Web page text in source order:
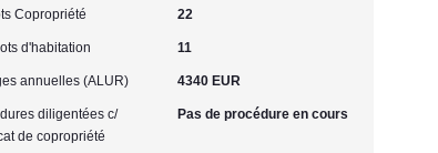
Copropriété 22
d'habitation 11
annuelles (ALUR) 4340 EUR
diligentées c/
de copropriété
Pas de procédure en cours